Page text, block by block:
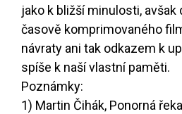
jako k bližší minulosti, avšak
časově komprimovaného
návraty ani tak odkazem k
spíše k naší vlastní paměti.
Poznámky:
1) Martin Čihák, Ponorná